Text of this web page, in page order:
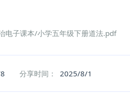
电子课本/小学五年级下册道法.pdf
分享时间： 2025/8/1